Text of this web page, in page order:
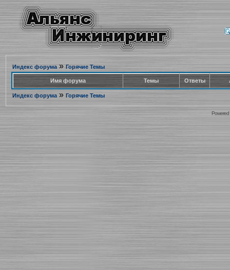
Индекс форума» Горячие Темы
Имя форума Темы Ответы
Индекс форума» Горячие Темы